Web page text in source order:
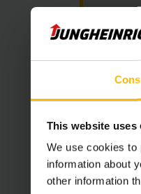
This website uses
We use cookies to
information about
other information
Actief
truck